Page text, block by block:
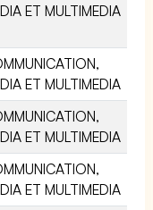
ET MULTIMEDIA
ET MULTIMEDIA
ET MULTIMEDIA
ET MULTIMEDIA